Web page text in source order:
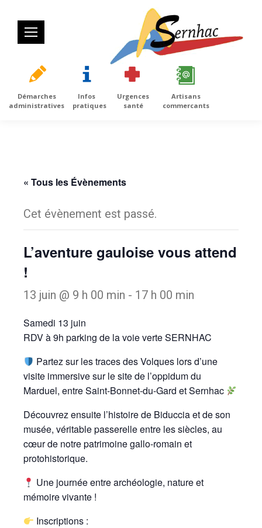
Démarches
administratives
Infos
pratiques
Urgences
santé
Artisans
commercants
« Tous les Évènements
Cet évènement est passé.
L’aventure gauloise vous attend
!
13 juin @ 9 h 00 min - 17 h 00 min
Samedi 13 juin
RDV à 9h parking de la voie verte SERNHAC
Partez sur les traces des Volques lors d’une
visite immersive sur le site de l’oppidum du
Marduel, entre Saint-Bonnet-du-Gard et Sernhac
Découvrez ensuite l’histoire de Biduccia et de son
musée, véritable passerelle entre les siècles, au
cœur de notre patrimoine gallo-romain et
protohistorique.
Une journée entre archéologie, nature et
mémoire vivante !
Inscriptions :